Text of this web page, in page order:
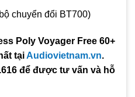
chuyển đổi BT700)
Poly Voyager Free 60+
tạiAudiovietnam.vn.
để được tư vấn và hỗ